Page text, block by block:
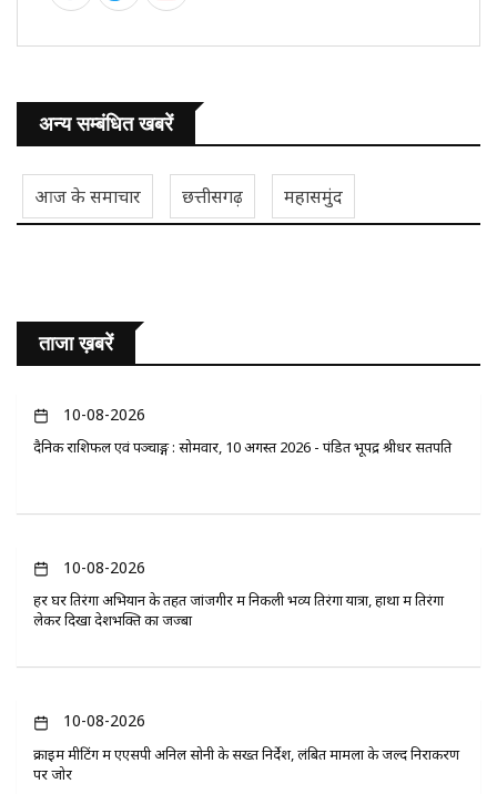
अन्य सम्बंधित खबरें
आज के समाचार छत्तीसगढ़ महासमुंद
ताजा ख़बरें
10-08-2026
दैनिक राशिफल एवं पञ्चाङ्ग : सोमवार, 10 अगस्त 2026 - पंडित भूपेंद्र श्रीधर सतपति
10-08-2026
हर घर तिरंगा अभियान के तहत जांजगीर में निकली भव्य तिरंगा यात्रा, हाथों में तिरंगा
लेकर दिखा देशभक्ति का जज्बा
10-08-2026
क्राइम मीटिंग में एएसपी अनिल सोनी के सख्त निर्देश, लंबित मामलों के जल्द निराकरण
पर जोर